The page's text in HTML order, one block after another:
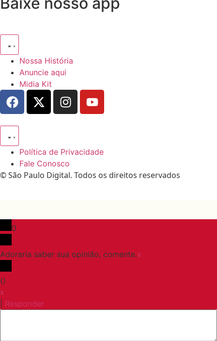
Nossa História
Anuncie aqui
Midia Kit
Política de Privacidade
Fale Conosco
© São Paulo Digital. Todos os direitos reservados
0
Adoraria saber sua opinião, comente.x
()
x
Responder